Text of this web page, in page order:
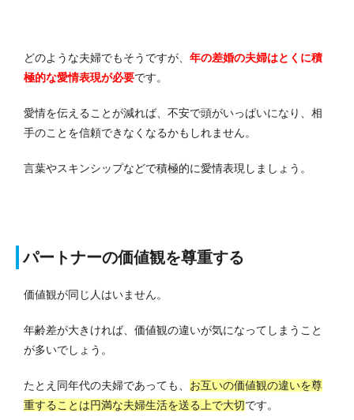
どのような夫婦でもそうですが、 年の差婚の夫婦はとくに積
極的な愛情表現が必要です。
愛情を伝えることが減れば、不安で頭がいっぱいになり、相
手のことを信頼できなくなるかもしれません。
言葉やスキンシップなどで積極的に愛情表現しましょう。
パートナーの価値観を尊重する
価値観が同じ人はいません。
年齢差が大きければ、価値観の違いが気になってしまうこと
が多いでしょう。
たとえ同年代の夫婦であっても、 お互いの価値観の違いを尊
重することは円満な夫婦生活を送る上で大切です。